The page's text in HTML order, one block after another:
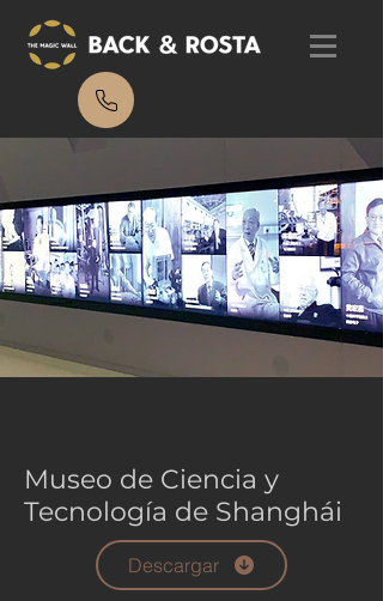
Museo de Ciencia y
Tecnología de Shanghái
Descargar